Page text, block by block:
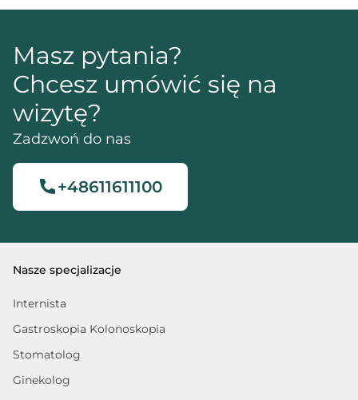
Masz pytania?
Chcesz umówić się na
wizytę?
Zadzwoń do nas
+48611611100
Nasze specjalizacje
Internista
Gastroskopia Kolonoskopia
Stomatolog
Ginekolog